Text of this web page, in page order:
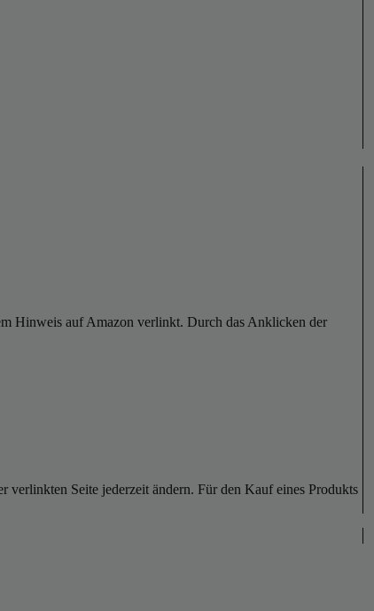
Hinweis auf Amazon verlinkt. Durch das Anklicken der
verlinkten Seite jederzeit ändern. Für den Kauf eines Produkts